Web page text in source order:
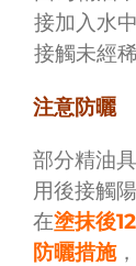
接加入水
接觸未經
注意防曬
部分精油
用後接觸
在塗抹後
防曬措施